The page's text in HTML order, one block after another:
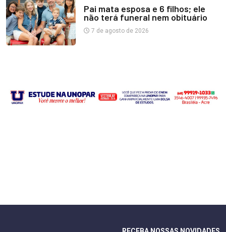
Pai mata esposa e 6 filhos; ele
não terá funeral nem obituário
7 de agosto de 2026